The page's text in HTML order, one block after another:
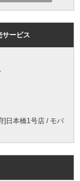
サービス
]日本橋1号店 / モバ